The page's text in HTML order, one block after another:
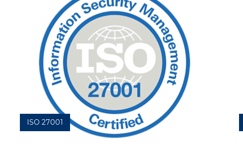
ISO 27001
Защитите свою конфиденциальную информацию